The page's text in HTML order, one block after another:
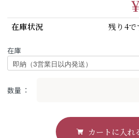
在庫状況 残り4で
在庫
数量
カートに入れ